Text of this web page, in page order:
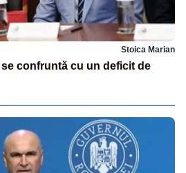
Stoica Marian
confruntă cu un deficit de